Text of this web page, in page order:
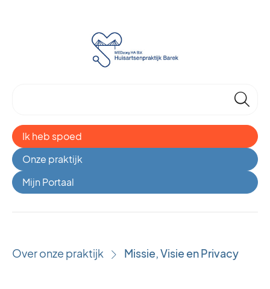
🔎
Onze praktijk
Mijn Portaal
Ik heb spoed
Over onze praktijk › Missie, Visie en Privacy